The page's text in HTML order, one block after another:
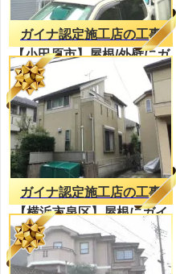
ガイナ認定施工店の工事
【小田原市】屋根/外壁にガ
イナ塗装
ガイナ認定施工店の工事
【横浜市泉区】屋根にガイ
ナ塗装